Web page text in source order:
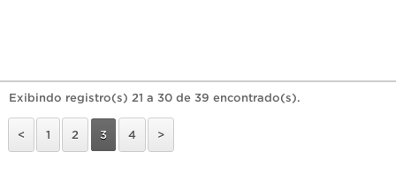
Exibindo registro(s) 21 a 30 de 39 encontrado(s).
< 1 2 3 4 >